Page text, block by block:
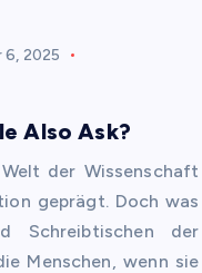
6, 2025
Also Ask?
der Wissenschaft
geprägt. Doch was
Schreibtischen der
Menschen, wenn sie